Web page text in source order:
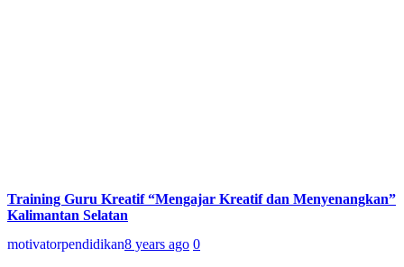
Training Guru Kreatif “Mengajar Kreatif dan Menyenangkan”
Kalimantan Selatan
motivatorpendidikan8 years ago 0